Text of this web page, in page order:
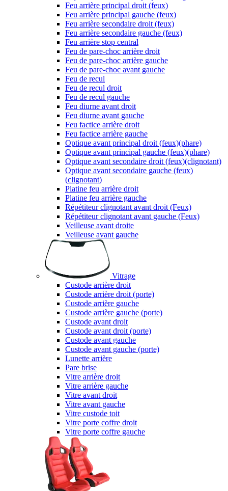
Feu arrière principal droit (feux)
Feu arrière principal gauche (feux)
Feu arrière secondaire droit (feux)
Feu arrière secondaire gauche (feux)
Feu arrière stop central
Feu de pare-choc arrière droit
Feu de pare-choc arrière gauche
Feu de pare-choc avant gauche
Feu de recul
Feu de recul droit
Feu de recul gauche
Feu diurne avant droit
Feu diurne avant gauche
Feu factice arrière droit
Feu factice arrière gauche
Optique avant principal droit (feux)(phare)
Optique avant principal gauche (feux)(phare)
Optique avant secondaire droit (feux)(clignotant)
Optique avant secondaire gauche (feux)
(clignotant)
Platine feu arrière droit
Platine feu arrière gauche
Répétiteur clignotant avant droit (Feux)
Répétiteur clignotant avant gauche (Feux)
Veilleuse avant droite
Veilleuse avant gauche
Vitrage
Custode arrière droit
Custode arrière droit (porte)
Custode arrière gauche
Custode arrière gauche (porte)
Custode avant droit
Custode avant droit (porte)
Custode avant gauche
Custode avant gauche (porte)
Lunette arrière
Pare brise
Vitre arrière droit
Vitre arrière gauche
Vitre avant droit
Vitre avant gauche
Vitre custode toit
Vitre porte coffre droit
Vitre porte coffre gauche